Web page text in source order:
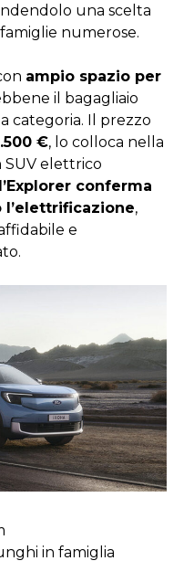
una scelta
numerose.
ampio spazio per
il bagagliaio
categoria. Il prezzo
€, lo colloca nella
SUV elettrico
l’Explorer conferma
l’elettrificazione,
e
in famiglia